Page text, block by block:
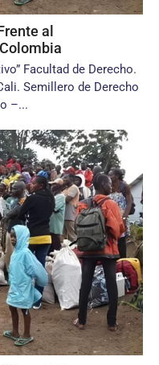
al
Facultad de Derecho.
Semillero de Derecho
–...